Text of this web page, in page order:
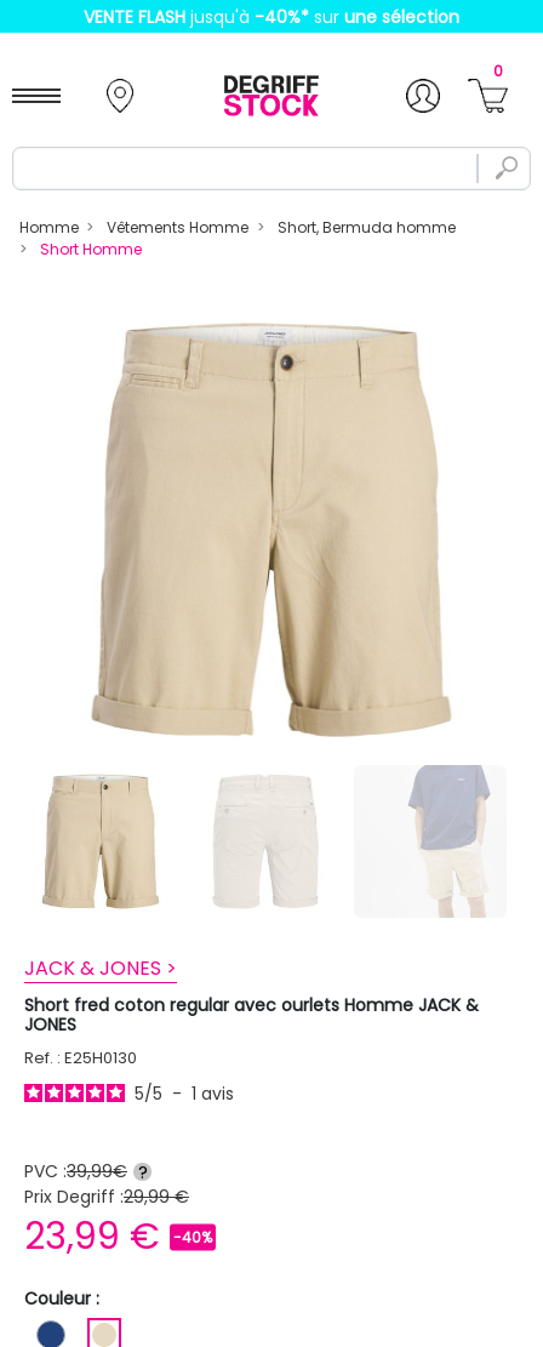
VENTE FLASH jusqu'à -40%* sur une sélection
0
Homme Vêtements Homme
Short, Bermuda homme
Short Homme
JACK & JONES >
Short fred coton regular avec ourlets Homme JACK &
JONES
Ref. : E25H0130
5/5 - 1 avis
PVC :39,99€ ?
Prix Degriff :29,99 €
23,99 € -40%
Couleur :
BLEU FONCE